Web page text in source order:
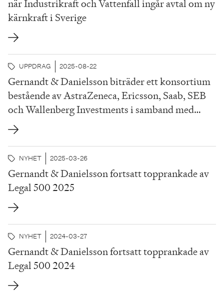
när Industrikraft och Vattenfall ingår avtal om ny
kärnkraft i Sverige
UPPDRAG 2025-08-22
Gernandt & Danielsson biträder ett konsortium
bestående av AstraZeneca, Ericsson, Saab, SEB
och Wallenberg Investments i samband med
etableringen av en avancerad AI-infrastruktur för
svenska företag
NYHET 2025-03-26
Gernandt & Danielsson fortsatt topprankade av
Legal 500 2025
NYHET 2024-03-27
Gernandt & Danielsson fortsatt topprankade av
Legal 500 2024